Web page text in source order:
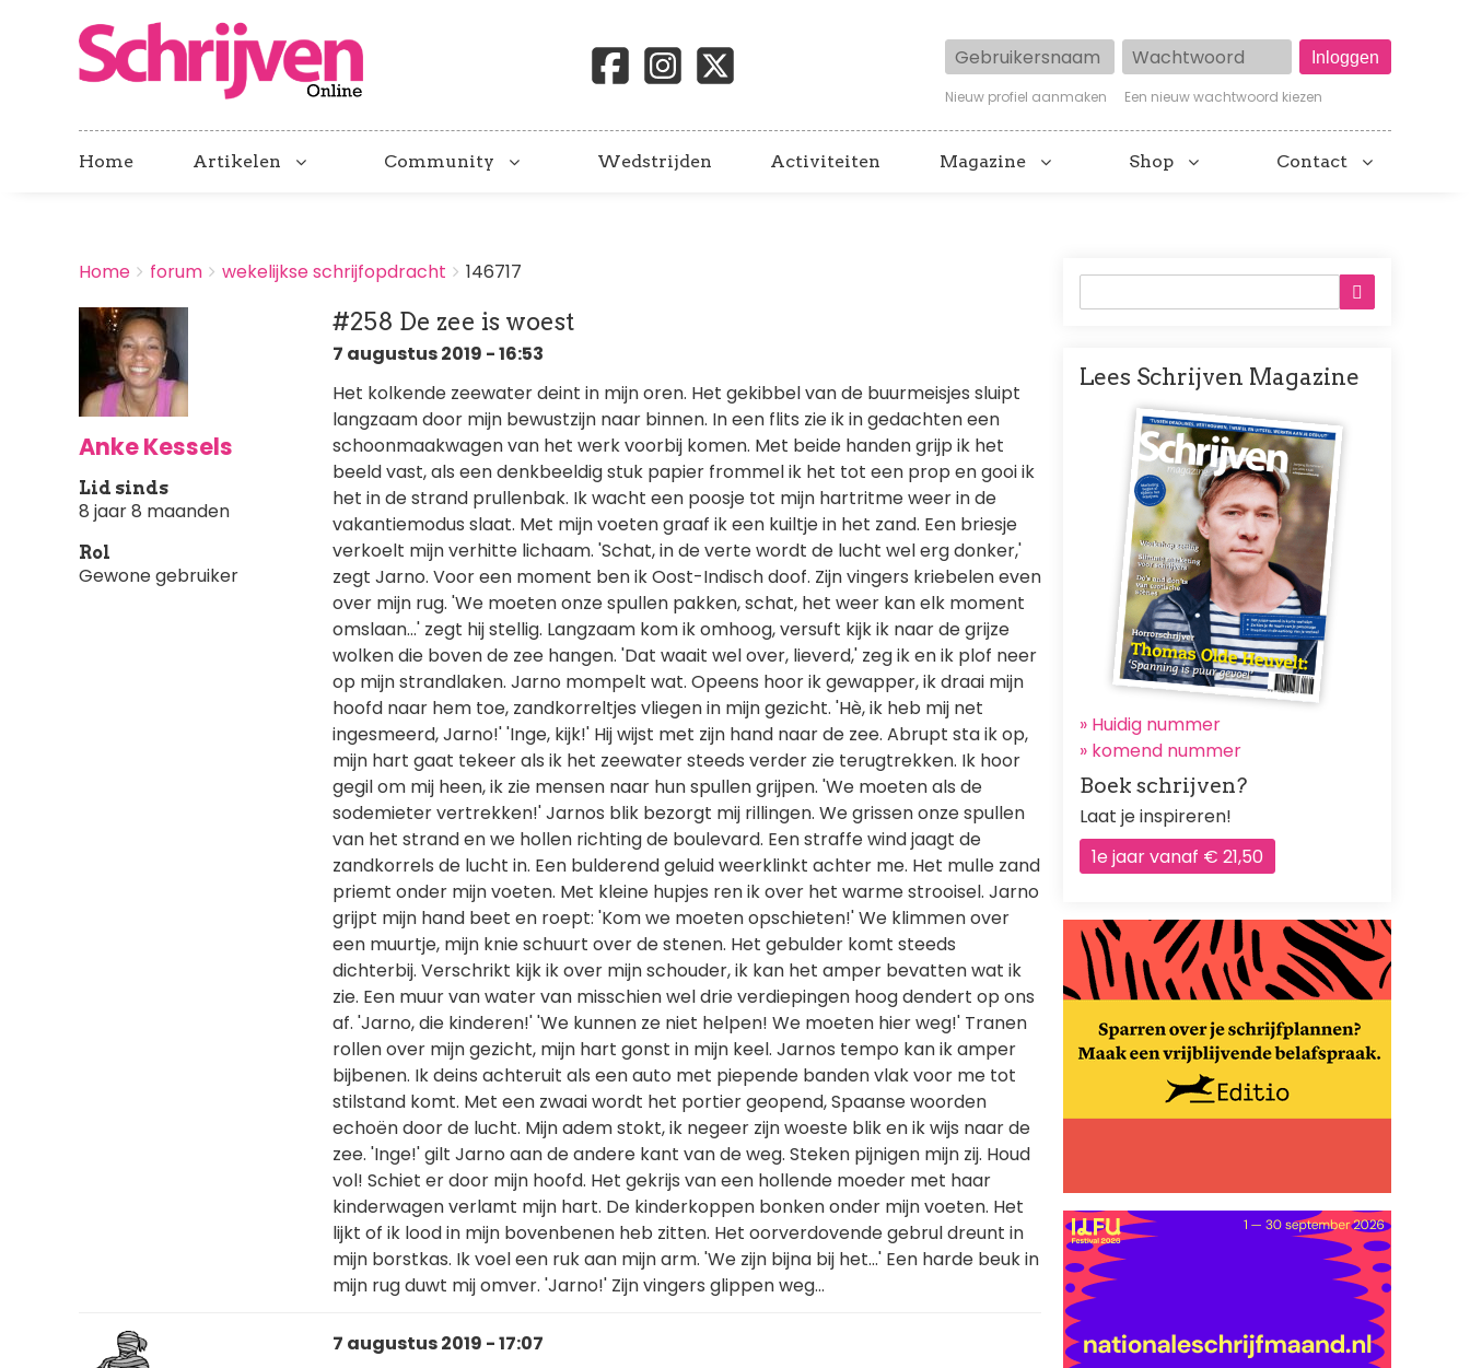
Gebruikersnaam Wachtwoord
Nieuw profiel aanmaken Een nieuw wachtwoord kiezen
Home Artikelen Community Wedstrijden Activiteiten Magazine Shop Contact
BREADCRUMBS
You
here:
Home forum wekelijkse schrijfopdracht 146717
Anke Kessels
Lid sinds
8 jaar 8 maanden
Rol
Gewone gebruiker
#258 De zee is woest
7 augustus 2019 - 16:53
Het kolkende zeewater deint in mijn oren. Het gekibbel van de buurmeisjes sluipt
langzaam door mijn bewustzijn naar binnen. In een flits zie ik in gedachten een
schoonmaakwagen van het werk voorbij komen. Met beide handen grijp ik het
beeld vast, als een denkbeeldig stuk papier frommel ik het tot een prop en gooi ik
het in de strand prullenbak. Ik wacht een poosje tot mijn hartritme weer in de
vakantiemodus slaat. Met mijn voeten graaf ik een kuiltje in het zand. Een briesje
verkoelt mijn verhitte lichaam. 'Schat, in de verte wordt de lucht wel erg donker,'
zegt Jarno. Voor een moment ben ik Oost-Indisch doof. Zijn vingers kriebelen even
over mijn rug. 'We moeten onze spullen pakken, schat, het weer kan elk moment
omslaan...' zegt hij stellig. Langzaam kom ik omhoog, versuft kijk ik naar de grijze
wolken die boven de zee hangen. 'Dat waait wel over, lieverd,' zeg ik en ik plof neer
op mijn strandlaken. Jarno mompelt wat. Opeens hoor ik gewapper, ik draai mijn
hoofd naar hem toe, zandkorreltjes vliegen in mijn gezicht. 'Hè, ik heb mij net
ingesmeerd, Jarno!' 'Inge, kijk!' Hij wijst met zijn hand naar de zee. Abrupt sta ik op,
mijn hart gaat tekeer als ik het zeewater steeds verder zie terugtrekken. Ik hoor
gegil om mij heen, ik zie mensen naar hun spullen grijpen. 'We moeten als de
sodemieter vertrekken!' Jarnos blik bezorgt mij rillingen. We grissen onze spullen
van het strand en we hollen richting de boulevard. Een straffe wind jaagt de
zandkorrels de lucht in. Een bulderend geluid weerklinkt achter me. Het mulle zand
priemt onder mijn voeten. Met kleine hupjes ren ik over het warme strooisel. Jarno
grijpt mijn hand beet en roept: 'Kom we moeten opschieten!' We klimmen over
een muurtje, mijn knie schuurt over de stenen. Het gebulder komt steeds
dichterbij. Verschrikt kijk ik over mijn schouder, ik kan het amper bevatten wat ik
zie. Een muur van water van misschien wel drie verdiepingen hoog dendert op ons
af. 'Jarno, die kinderen!' 'We kunnen ze niet helpen! We moeten hier weg!' Tranen
rollen over mijn gezicht, mijn hart gonst in mijn keel. Jarnos tempo kan ik amper
bijbenen. Ik deins achteruit als een auto met piepende banden vlak voor me tot
stilstand komt. Met een zwaai wordt het portier geopend, Spaanse woorden
echoën door de lucht. Mijn adem stokt, ik negeer zijn woeste blik en ik wijs naar de
zee. 'Inge!' gilt Jarno aan de andere kant van de weg. Steken pijnigen mijn zij. Houd
vol! Schiet er door mijn hoofd. Het gekrijs van een hollende moeder met haar
kinderwagen verlamt mijn hart. De kinderkoppen bonken onder mijn voeten. Het
lijkt of ik lood in mijn bovenbenen heb zitten. Het oorverdovende gebrul dreunt in
mijn borstkas. Ik voel een ruk aan mijn arm. 'We zijn bijna bij het...' Een harde beuk in
mijn rug duwt mij omver. 'Jarno!' Zijn vingers glippen weg...
7 augustus 2019 - 17:07
Lees Schrijven Magazine
Afbeelding
» Huidig nummer
» komend nummer
Boek schrijven?
Laat je inspireren!
1e jaar vanaf € 21,50